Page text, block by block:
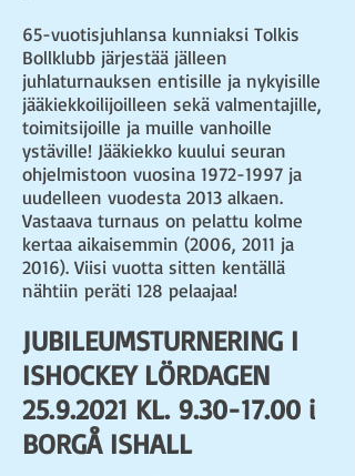
65-vuotisjuhlansa kunniaksi Tolkis
Bollklubb järjestää jälleen
juhlaturnauksen entisille ja nykyisille
jääkiekkoilijoilleen sekä valmentajille,
toimitsijoille ja muille vanhoille
ystäville! Jääkiekko kuului seuran
ohjelmistoon vuosina 1972-1997 ja
uudelleen vuodesta 2013 alkaen.
Vastaava turnaus on pelattu kolme
kertaa aikaisemmin (2006, 2011 ja
2016). Viisi vuotta sitten kentällä
nähtiin peräti 128 pelaajaa!
JUBILEUMSTURNERING I
ISHOCKEY LÖRDAGEN
25.9.2021 KL. 9.30-17.00 i
BORGÅ ISHALL